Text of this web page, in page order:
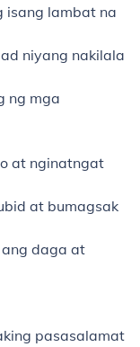
isang lambat na
niyang nakilala
ng mga
at nginatngat
at bumagsak
ang daga at
pasasalamat